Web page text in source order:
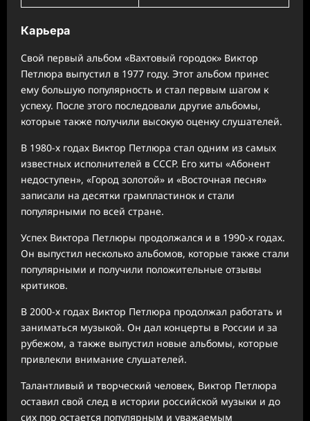
Карьера
Свой первый альбом «Вахтовый городок» Виктор
Петлюра выпустил в 1977 году. Этот альбом принес
ему большую популярность и стал первым шагом к
успеху. После этого последовали другие альбомы,
которые также получили высокую оценку слушателей.
В 1980-х годах Виктор Петлюра стал одним из самых
известных исполнителей в СССР. Его хиты «Абонент
недоступен», «Город золотой» и «Восточная песня»
записали на десятки грампластинок и стали
популярными по всей стране.
Успех Виктора Петлюры продолжался и в 1990-х годах.
Он выпустил несколько альбомов, которые также стали
популярными и получили положительные отзывы
критиков.
В 2000-х годах Виктор Петлюра продолжал работать и
заниматься музыкой. Он дал концерты в России и за
рубежом, а также выпустил новые альбомы, которые
привлекли внимание слушателей.
Талантливый и творческий человек, Виктор Петлюра
оставил свой след в истории российской музыки и до
сих пор остается популярным и уважаемым